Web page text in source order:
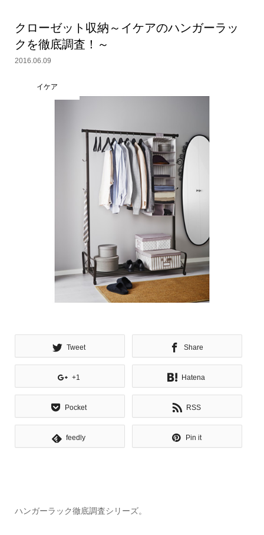
クローゼット収納～イケアのハンガーラッ
クを徹底調査！～
2016.06.09
イケア
Tweet Share
+1 Hatena
Pocket RSS
feedly Pin it
ハンガーラック徹底調査シリーズ。